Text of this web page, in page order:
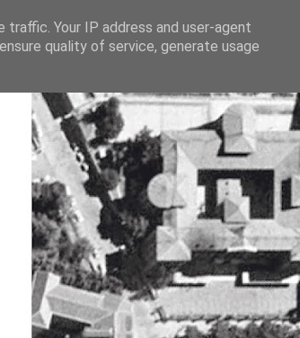
Your IP address and user-agent
quality of service, generate usage